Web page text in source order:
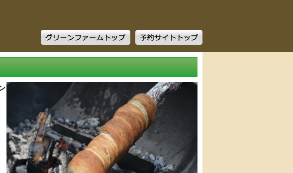
予約サイトトップ
グリーンファームトップ